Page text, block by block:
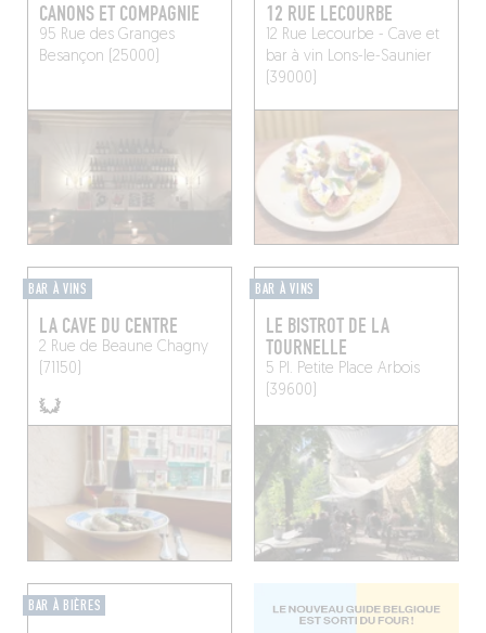
CANONS ET COMPAGNIE
95 Rue des Granges
Besançon (25000)
12 RUE LECOURBE
12 Rue Lecourbe - Cave et
bar à vin Lons-le-Saunier
(39000)
BAR À VINS
LA CAVE DU CENTRE
2 Rue de Beaune Chagny
(71150)
BAR À VINS
LE BISTROT DE LA
TOURNELLE
5 Pl. Petite Place Arbois
(39600)
BAR À BIÈRES